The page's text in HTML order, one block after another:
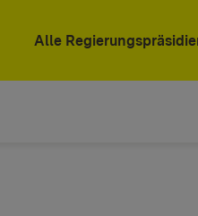
Alle